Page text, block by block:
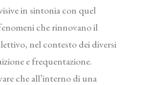
in sintonia con quel
che rinnovano il
nel contesto dei diversi
e frequentazione.
che all’interno di una